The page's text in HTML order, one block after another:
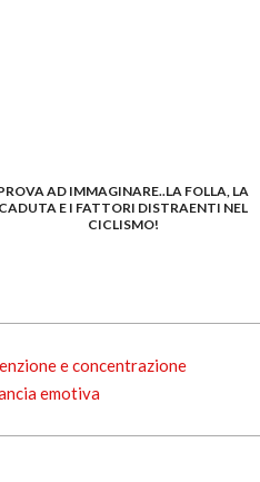
AD IMMAGINARE..LA FOLLA, LA
CADUTA E I FATTORI DISTRAENTI NEL
CICLISMO!
e concentrazione
emotiva